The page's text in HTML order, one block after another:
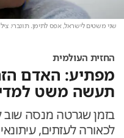
שני משטים לישראל, אפס לתימן. תונברי.
החזית העולמית
מפתיע: האדם
תעשה משט
בזמן שגרטה מנסה שוב
לכאורה לעזתים,